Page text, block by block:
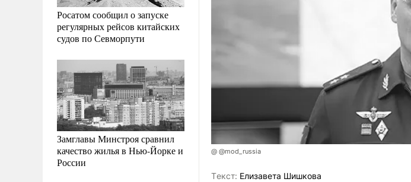
Росатом сообщил о запуске
регулярных рейсов китайских
судов по Севморпути
Замглавы Минстроя сравнил
качество жилья в Нью-Йорке и
России
@ @mod_russia
Tекст: Елизавета Шишкова